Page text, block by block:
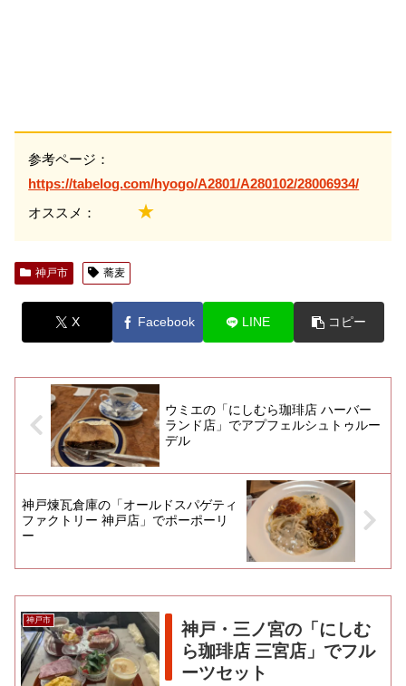
参考ページ：
https://tabelog.com/hyogo/A2801/A280102/28006934/
オススメ： ★
神戸市 蕎麦
X Facebook LINE コピー
ウミエの「にしむら珈琲店 ハーバー
ランド店」でアプフェルシュトゥルー
デル
神戸煉瓦倉庫の「オールドスパゲティ
ファクトリー 神戸店」でポーポーリ
ー
神戸市
神戸・三ノ宮の「にしむ
ら珈琲店 三宮店」でフル
ーツセット